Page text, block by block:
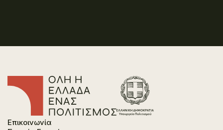
Επικοινωνία